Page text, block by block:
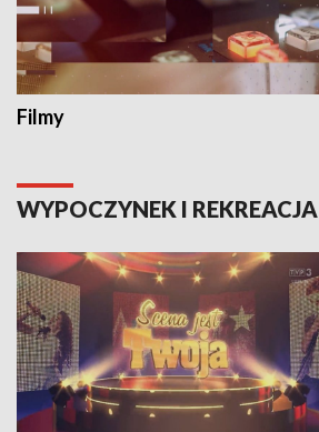
Filmy
WYPOCZYNEK I REKREACJA